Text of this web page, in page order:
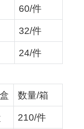
60/件
32/件
24/件
盒 数量/箱
210/件